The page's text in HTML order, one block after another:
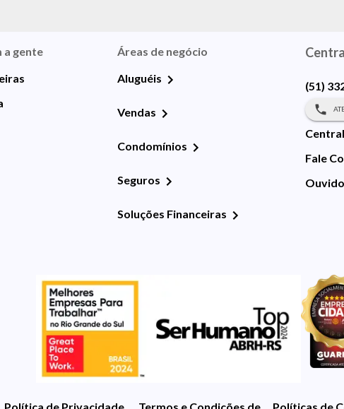
a gente
Áreas de negócio
Aluguéis
Vendas
Condomínios
Seguros
Soluções Financeiras
(51)
Fale
Política de Privacidade Termos e Condições de UsoPolíticas de